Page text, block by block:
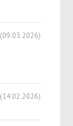
(09.03.2026)
(14.02.2026)